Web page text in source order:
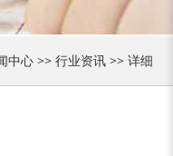
中心 >> 行业资讯 >> 详细
金属破碎机